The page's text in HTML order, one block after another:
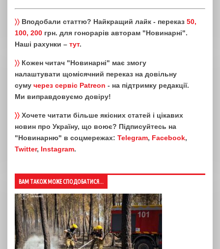
〉〉 Вподобали статтю? Найкращий лайк - переказ 50,
100, 200 грн. для гонорарів авторам "Новинарні".
Наші рахунки – тут.
〉〉 Кожен читач "Новинарні" має змогу
налаштувати щомісячний переказ на довільну
суму через сервіс Patreon - на підтримку редакції.
Ми виправдовуємо довіру!
〉〉 Хочете читати більше якісних статей і цікавих
новин про Україну, що воює? Підписуйтесь на
"Новинарню" в соцмережах: Telegram, Facebook,
Twitter, Instagram.
ВАМ ТАКОЖ МОЖЕ СПОДОБАТИСЯ...